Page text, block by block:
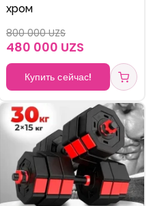
хром
800 000 UZS
480 000 UZS
Купить сейчас!